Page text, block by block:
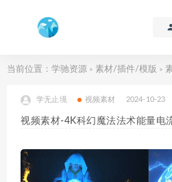
当前位置： 学驰资源 > 素材/插件/模版 >
学无止境 视频素材 2024-10-23
视频素材-4K科幻魔法法术能量电